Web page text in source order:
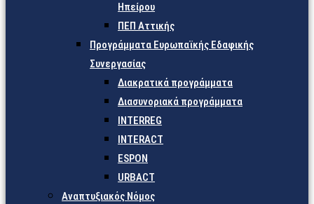
Ηπείρου
ΠΕΠ Αττικής
Προγράμματα Ευρωπαϊκής Εδαφικής
Συνεργασίας
Διακρατικά προγράμματα
Διασυνοριακά προγράμματα
INTERREG
INTERACT
ESPON
URBACT
Αναπτυξιακός Νόμος